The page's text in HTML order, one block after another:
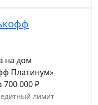
на дом
700 000 ₽
лимит